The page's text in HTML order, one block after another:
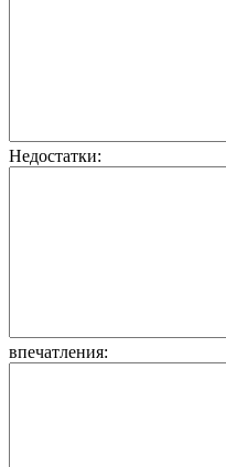
Недостатки:
впечатления: